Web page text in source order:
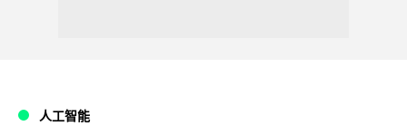
人工智能